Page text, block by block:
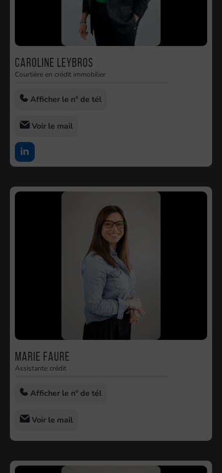
Caroline LEYBROS
Courtière en crédit immobilier
Afficher le n° de tél
Voir le mail
Marie FAURE
Assistante crédit
Afficher le n° de tél
Voir le mail